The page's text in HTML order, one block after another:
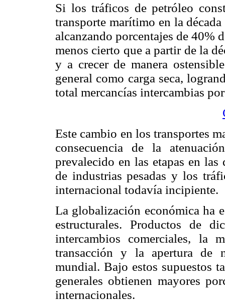
Si los tráficos de petróleo
transporte marítimo en la
alcanzando porcentajes de 40%
menos cierto que a partir de la
y a crecer de manera
general como carga seca,
total mercancías intercambias
Este cambio en los transportes
consecuencia de la
prevalecido en las etapas en
de industrias pesadas y los
internacional todavía incipiente.
La globalización económica ha
estructurales. Productos de
intercambios comerciales, la
transacción y la apertura de
mundial. Bajo estos supuestos
generales obtienen mayores
internacionales.